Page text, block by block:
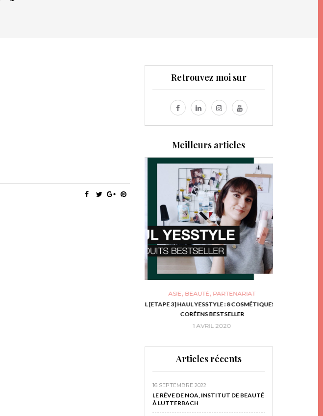
Retrouvez moi sur
Meilleurs articles
ASIE,BEAUTÉ,PARTENARIAT
[ETAPE 3] HAUL YESSTYLE : 8 COSMÉTIQUES
CORÉENS BESTSELLER
1 AVRIL 2020
Articles récents
16 SEPTEMBRE 2022
LE RÊVE DE NOA, INSTITUT DE BEAUTÉ
À LUTTERBACH